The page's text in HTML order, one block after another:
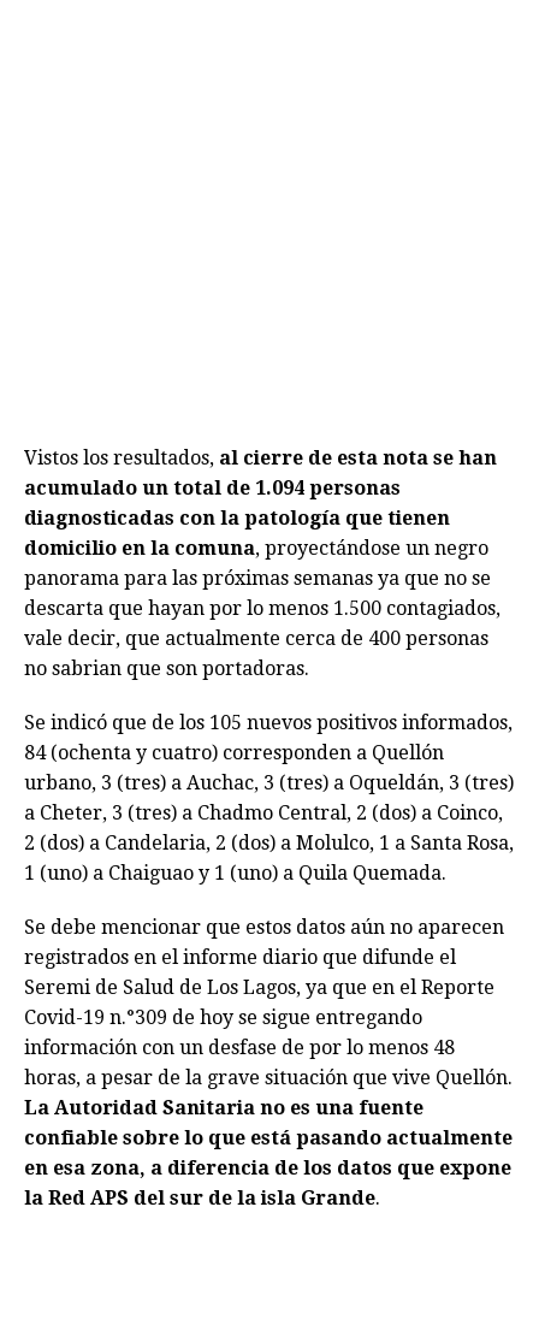
Vistos los resultados, al cierre de esta nota se han
acumulado un total de 1.094 personas
diagnosticadas con la patología que tienen
domicilio en la comuna, proyectándose un negro
panorama para las próximas semanas ya que no se
descarta que hayan por lo menos 1.500 contagiados,
vale decir, que actualmente cerca de 400 personas
no sabrian que son portadoras.
Se indicó que de los 105 nuevos positivos informados,
84 (ochenta y cuatro) corresponden a Quellón
urbano, 3 (tres) a Auchac, 3 (tres) a Oqueldán, 3 (tres)
a Cheter, 3 (tres) a Chadmo Central, 2 (dos) a Coinco,
2 (dos) a Candelaria, 2 (dos) a Molulco, 1 a Santa Rosa,
1 (uno) a Chaiguao y 1 (uno) a Quila Quemada.
Se debe mencionar que estos datos aún no aparecen
registrados en el informe diario que difunde el
Seremi de Salud de Los Lagos, ya que en el Reporte
Covid-19 n.°309 de hoy se sigue entregando
información con un desfase de por lo menos 48
horas, a pesar de la grave situación que vive Quellón.
La Autoridad Sanitaria no es una fuente
confiable sobre lo que está pasando actualmente
en esa zona, a diferencia de los datos que expone
la Red APS del sur de la isla Grande.